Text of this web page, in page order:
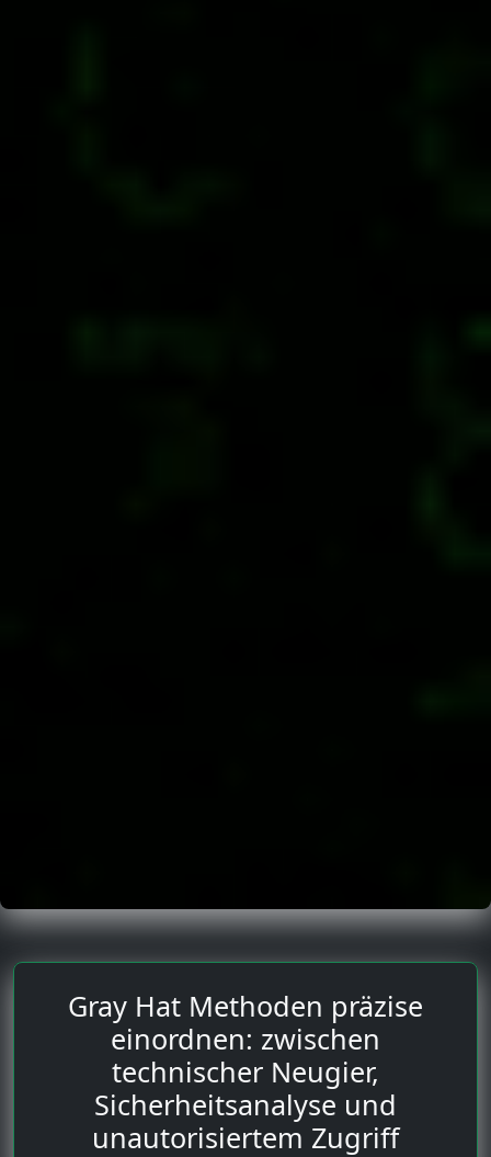
Gray Hat Methoden präzise
einordnen: zwischen
technischer Neugier,
Sicherheitsanalyse und
unautorisiertem Zugriff